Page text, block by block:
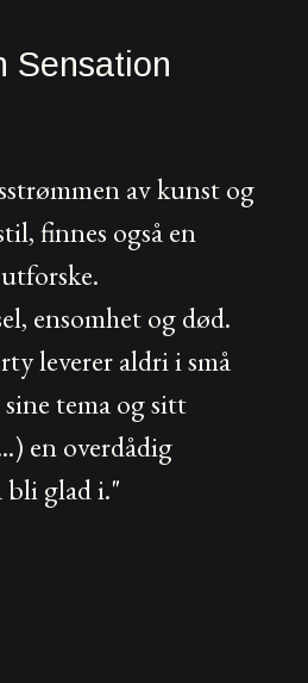
Sensation
av kunst og
finnes også en
ensomhet og død.
leverer aldri i små
tema og sitt
en overdådig
bli glad i."